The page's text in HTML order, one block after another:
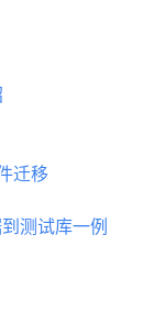
迁移
测试库一例